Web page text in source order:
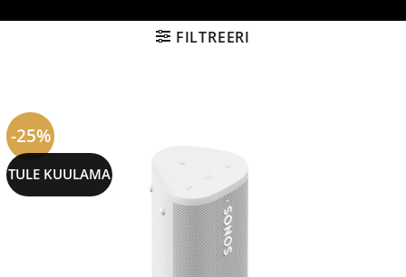
FILTREERI
-25%
TULE KUULAMA